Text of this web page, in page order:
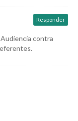
Responder
contra